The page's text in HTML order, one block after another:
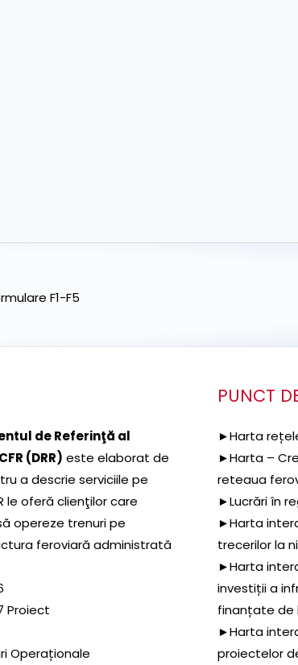
F1-F5
de Referinţă al
(DRR) este elaborat de
a descrie serviciile pe
le oferă clienţilor care
opereze trenuri pe
feroviară administrată
Proiect
Operaționale
PUNCT
►Harta
►Harta –
reteaua
►Lucrări în
►Harta
trecerilor la
►Harta
investiții a
finanțate de
►Harta
proiectelor